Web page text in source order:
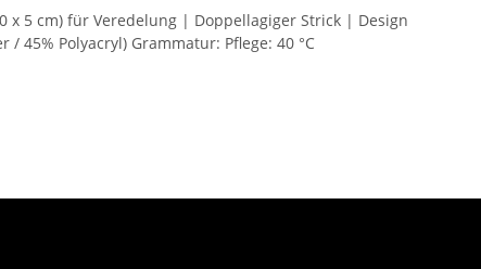
x 5 cm) für Veredelung | Doppellagiger Strick | Design
45% Polyacryl) Grammatur: Pflege: 40 °C